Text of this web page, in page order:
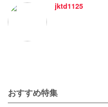
jktd1125
おすすめ特集